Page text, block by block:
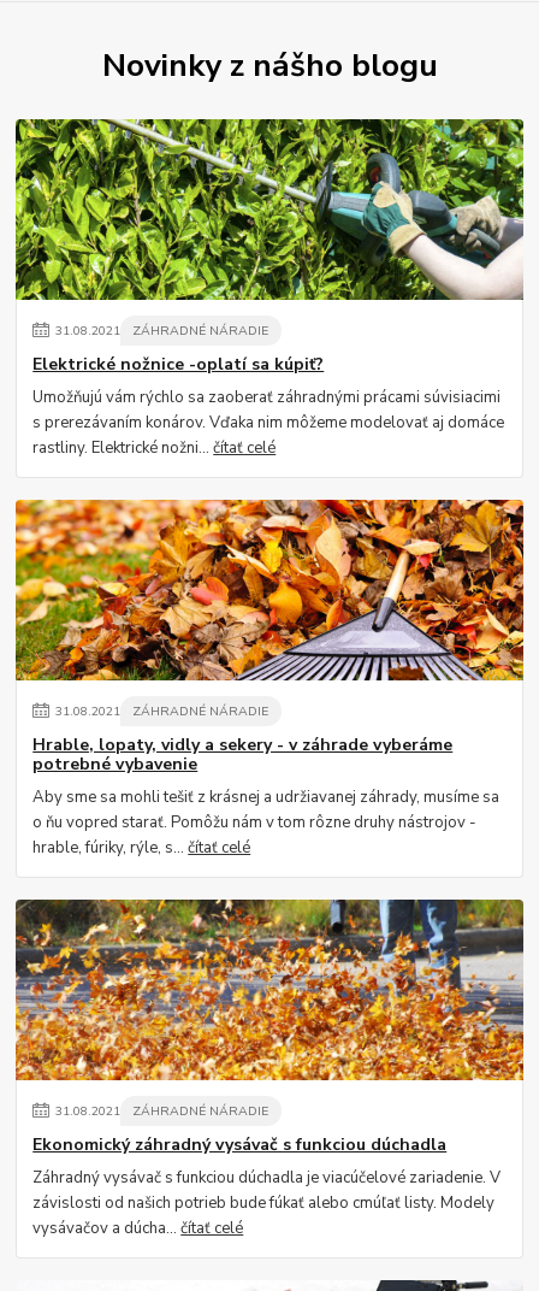
Novinky z nášho blogu
31.08.2021 ZÁHRADNÉ NÁRADIE
Elektrické nožnice -oplatí sa kúpiť?
Umožňujú vám rýchlo sa zaoberať záhradnými prácami súvisiacimi
s prerezávaním konárov. Vďaka nim môžeme modelovať aj domáce
rastliny. Elektrické nožni...čítať celé
31.08.2021 ZÁHRADNÉ NÁRADIE
Hrable, lopaty, vidly a sekery - v záhrade vyberáme
potrebné vybavenie
Aby sme sa mohli tešiť z krásnej a udržiavanej záhrady, musíme sa
o ňu vopred starať. Pomôžu nám v tom rôzne druhy nástrojov -
hrable, fúriky, rýle, s...čítať celé
31.08.2021 ZÁHRADNÉ NÁRADIE
Ekonomický záhradný vysávač s funkciou dúchadla
Záhradný vysávač s funkciou dúchadla je viacúčelové zariadenie. V
závislosti od našich potrieb bude fúkať alebo cmúľať listy. Modely
vysávačov a dúcha...čítať celé